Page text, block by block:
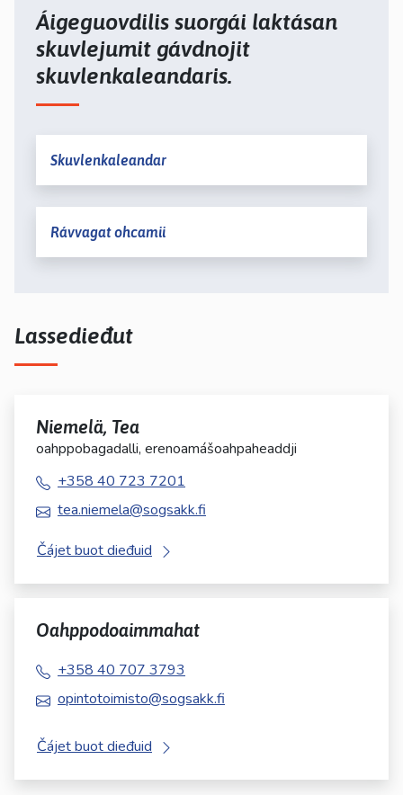
Áigeguovdilis suorgái laktásan
skuvlejumit gávdnojit
skuvlenkaleandaris.
Skuvlenkaleandar
Rávvagat ohcamii
Lassedieđut
Niemelä, Tea
oahppobagadalli, erenoamášoahpaheaddji
+358 40 723 7201
tea.niemela@sogsakk.fi
Čájet buot dieđuid
Oahppodoaimmahat
+358 40 707 3793
opintotoimisto@sogsakk.fi
Čájet buot dieđuid